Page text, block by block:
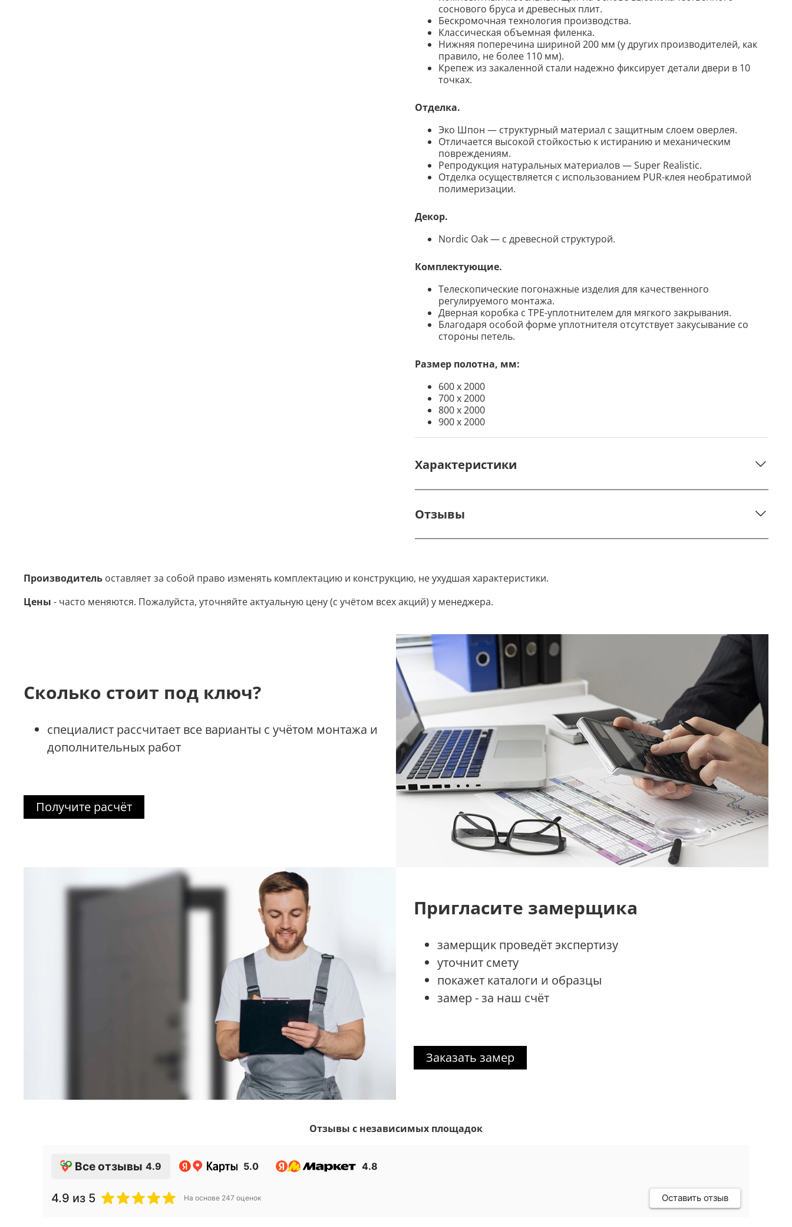
соснового бруса и древесных плит.
Бескромочная технология производства.
Классическая объемная филенка.
Нижняя поперечина шириной 200 мм (у других производителей, как
правило, не более 110 мм).
Крепеж из закаленной стали надежно фиксирует детали двери в 10
точках.
Отделка.
Эко Шпон — структурный материал с защитным слоем оверлея.
Отличается высокой стойкостью к истиранию и механическим
повреждениям.
Репродукция натуральных материалов — Super Realistic.
Отделка осуществляется с использованием PUR-клея необратимой
полимеризации.
Декор.
Nordic Oak — с древесной структурой.
Комплектующие.
Телескопические погонажные изделия для качественного
регулируемого монтажа.
Дверная коробка с TPE-уплотнителем для мягкого закрывания.
Благодаря особой форме уплотнителя отсутствует закусывание со
стороны петель.
Размер полотна, мм:
600 х 2000
700 х 2000
800 х 2000
900 х 2000
Характеристики
Отзывы
Производитель оставляет за собой право изменять комплектацию и конструкцию, не ухудшая характеристики.
Цены - часто меняются. Пожалуйста, уточняйте актуальную цену (с учётом всех акций) у менеджера.
Сколько стоит под ключ?
специалист рассчитает все варианты с учётом монтажа и
дополнительных работ
Получите расчёт
Пригласите замерщика
замерщик проведёт экспертизу
уточнит смету
покажет каталоги и образцы
замер - за наш счёт
Заказать замер
Отзывы с независимых площадок
Все отзывы 4.9 5.0 4.8
4.9 из 5 На основе 247 оценок Оставить отзыв